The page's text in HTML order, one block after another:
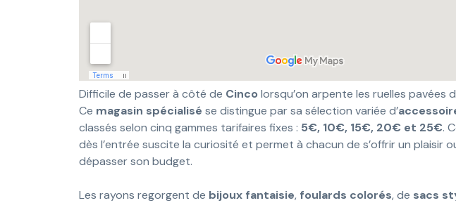
Difficile de passer à côté de Cinco lorsqu’on arpente les ruelles pavées
Ce magasin spécialisé se distingue par sa sélection variée d’
classés selon cinq gammes tarifaires fixes : 5€, 10€, 15€, 20€ et 25€.
dès l’entrée suscite la curiosité et permet à chacun de s’offrir un plaisir
dépasser son budget.
Les rayons regorgent de bijoux fantaisie, foulards colorés, de sacs